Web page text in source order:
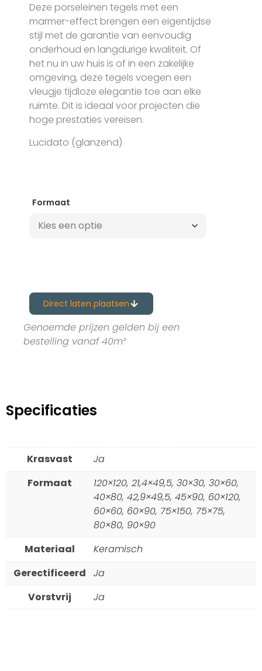
Deze porseleinen tegels met een
marmer-effect brengen een eigentijdse
stijl met de garantie van eenvoudig
onderhoud en langdurige kwaliteit. Of
het nu in uw huis is of in een zakelijke
omgeving, deze tegels voegen een
vleugje tijdloze elegantie toe aan elke
ruimte. Dit is ideaal voor projecten die
hoge prestaties vereisen.
Lucidato (glanzend)
Formaat
Direct laten plaatsen
Genoemde prijzen gelden bij een
bestelling vanaf 40m²
Specificaties
Krasvast
Ja
Formaat
120×120, 21,4×49,5, 30×30, 30×60,
40×80, 42,9×49,5, 45×90, 60×120,
60×60, 60×90, 75×150, 75×75,
80×80, 90×90
Materiaal
Keramisch
Gerectificeerd
Ja
Vorstvrij
Ja